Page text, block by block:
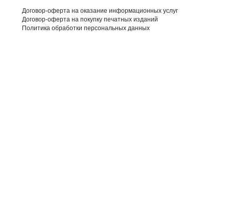
Договор-оферта на оказание информационных услуг
Договор-оферта на покупку печатных изданий
Политика обработки персональных данных